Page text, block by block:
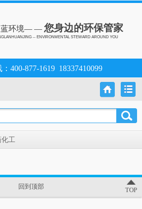
蓝环境— —您身边的环保管家
-- ENVIRONMENTAL STEWARD AROUND YOU
400-877-161918337410099
化工
回到顶部 TOP